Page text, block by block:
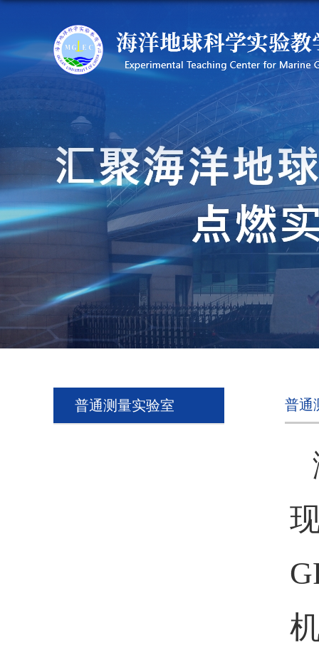
普通测量实验室 普通